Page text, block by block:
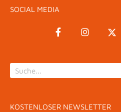
SOCIAL MEDIA
KOSTENLOSER NEWSLETTER